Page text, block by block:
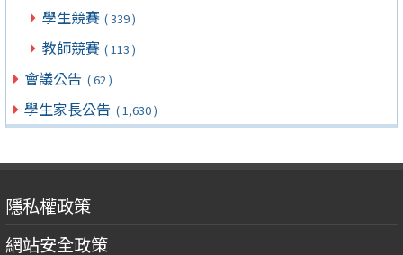
學生競賽 ( 339 )
教師競賽 ( 113 )
會議公告 ( 62 )
學生家長公告 ( 1,630 )
隱私權政策
網站安全政策